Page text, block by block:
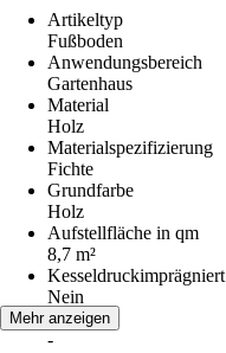
Artikeltyp
Fußboden
Anwendungsbereich
Gartenhaus
Material
Holz
Materialspezifizierung
Fichte
Grundfarbe
Holz
Aufstellfläche in qm
8,7 m²
Kesseldruckimprägniert
Nein
Serie
-
Mehr anzeigen